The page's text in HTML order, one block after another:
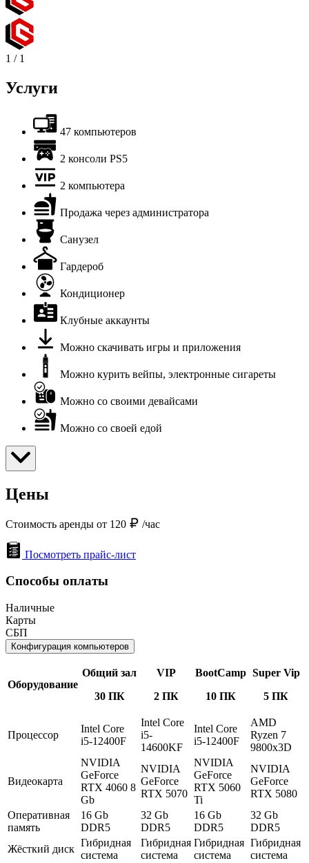
1 / 1
Услуги
47 компьютеров
2 консоли PS5
2 компьютера
Продажа через администратора
Санузел
Гардероб
Кондиционер
Клубные аккаунты
Можно скачивать игры и приложения
Можно курить вейпы, электронные сигареты
Можно со своими девайсами
Можно со своей едой
Цены
Стоимость аренды от 120 /час
Посмотреть прайс-лист
Способы оплаты
Наличные
Карты
СБП
Конфигурация компьютеров
Оборудование
Общий зал
30 ПК
VIP
2 ПК
BootCamp
10 ПК
Super Vip
5 ПК
Процессор
Intel Core
i5-12400F
Intel Core
i5-
14600KF
Intel Core
i5-12400F
AMD
Ryzen 7
9800x3D
Видеокарта
NVIDIA
GeForce
RTX 4060 8
Gb
NVIDIA
GeForce
RTX 5070
NVIDIA
GeForce
RTX 5060
Ti
NVIDIA
GeForce
RTX 5080
Оперативная
память
16 Gb
DDR5
32 Gb
DDR5
16 Gb
DDR5
32 Gb
DDR5
Жёсткий диск
Гибридная
система
Гибридная
система
Гибридная
система
Гибридная
система